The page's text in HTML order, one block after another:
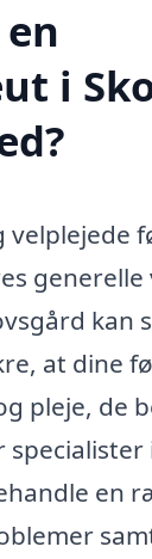
i
velplejede
kan
at dine
pleje, de
en